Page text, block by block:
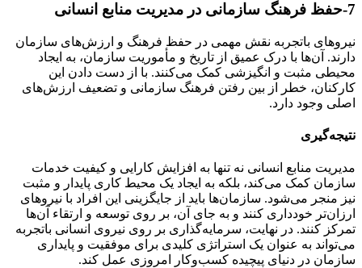
7-حفظ فرهنگ سازمانی در مدیریت منابع انسانی
نیروهای باتجربه نقش مهمی در حفظ فرهنگ و ارزش‌های سازمان
دارند. آن‌ها با درک عمیق از تاریخ و مأموریت سازمان، به ایجاد
محیطی مثبت و انگیزشی کمک می‌کنند. با از دست دادن این
کارکنان، خطر از بین رفتن فرهنگ سازمانی و تضعیف ارزش‌های
اصلی وجود دارد.
نتیجه‌گیری
مدیریت منابع انسانی نه تنها به افزایش کارایی و کیفیت خدمات
سازمان کمک می‌کند، بلکه به ایجاد یک محیط کاری پایدار و مثبت
نیز منجر می‌شود. سازمان‌ها باید از جایگزینی این افراد با نیروهای
ارزان‌تر خودداری کنند و به جای آن، بر روی توسعه و ارتقاء آن‌ها
تمرکز کنند. در نهایت، سرمایه‌گذاری بر روی نیروی انسانی باتجربه
می‌تواند به عنوان یک استراتژی کلیدی برای موفقیت و پایداری
سازمان در دنیای پیچیده کسب‌وکار امروزی عمل کند.